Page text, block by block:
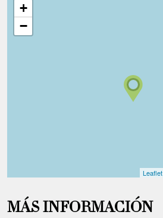
+
−
Leaflet
MÁS INFORMACIÓN